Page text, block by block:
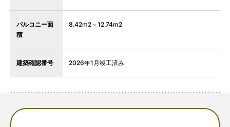
バルコニー面
積
8.42m2～12.74m2
建築確認番号 2026年1月竣工済み